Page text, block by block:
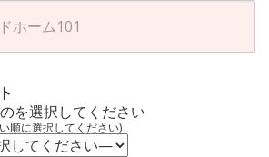
を選択してください
順に選択してください)